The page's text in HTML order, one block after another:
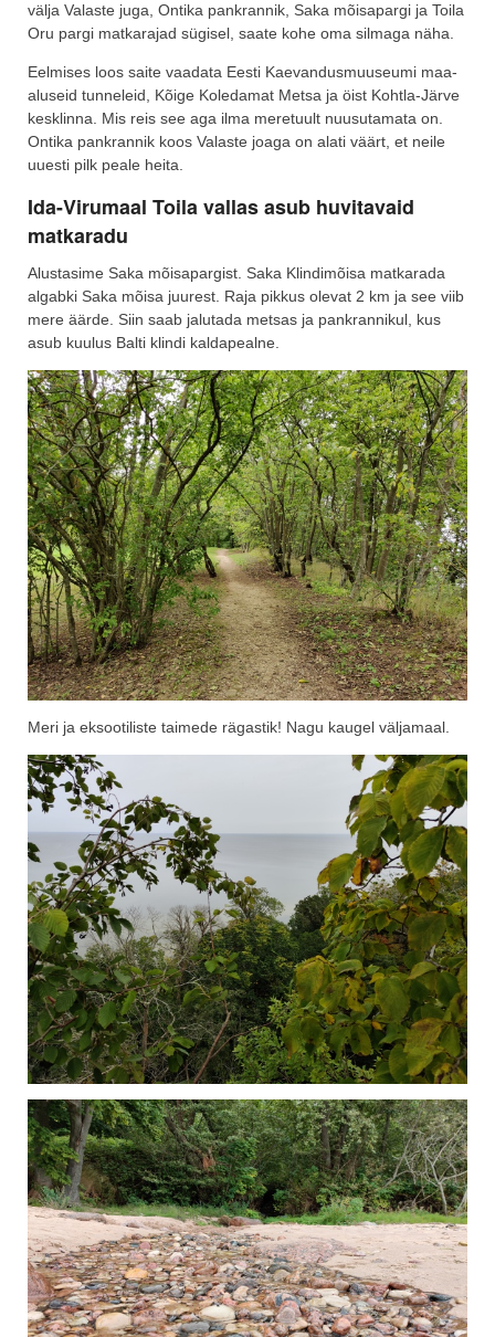
välja Valaste juga, Ontika pankrannik, Saka mõisapargi ja Toila
Oru pargi matkarajad sügisel, saate kohe oma silmaga näha.
Eelmises loos saite vaadata Eesti Kaevandusmuuseumi maa-
aluseid tunneleid, Kõige Koledamat Metsa ja öist Kohtla-Järve
kesklinna. Mis reis see aga ilma meretuult nuusutamata on.
Ontika pankrannik koos Valaste joaga on alati väärt, et neile
uuesti pilk peale heita.
Ida-Virumaal Toila vallas asub huvitavaid
matkaradu
Alustasime Saka mõisapargist. Saka Klindimõisa matkarada
algabki Saka mõisa juurest. Raja pikkus olevat 2 km ja see viib
mere äärde. Siin saab jalutada metsas ja pankrannikul, kus
asub kuulus Balti klindi kaldapealne.
Meri ja eksootiliste taimede rägastik! Nagu kaugel väljamaal.